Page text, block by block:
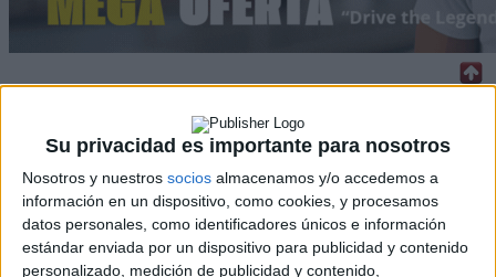
Su privacidad es importante para nosotros
Nosotros y nuestros socios almacenamos y/o accedemos a
información en un dispositivo, como cookies, y procesamos
datos personales, como identificadores únicos e información
estándar enviada por un dispositivo para publicidad y contenido
personalizado, medición de publicidad y contenido,
WRC
S-CER
CERA
CERT